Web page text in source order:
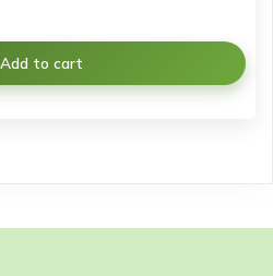
Add to cart